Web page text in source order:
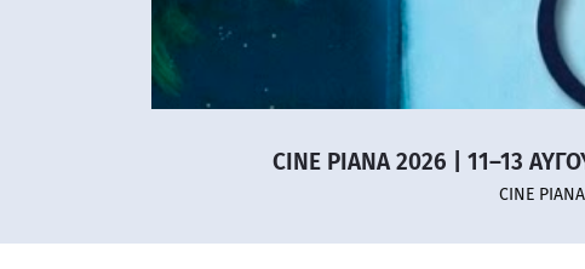
CINE PIANA 2026 | 11–13
CINE